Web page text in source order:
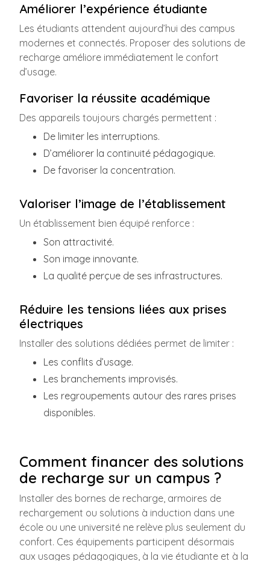
Améliorer l’expérience étudiante
Les étudiants attendent aujourd’hui des campus
modernes et connectés. Proposer des solutions de
recharge améliore immédiatement le confort
d’usage.
Favoriser la réussite académique
Des appareils toujours chargés permettent :
De limiter les interruptions.
D’améliorer la continuité pédagogique.
De favoriser la concentration.
Valoriser l’image de l’établissement
Un établissement bien équipé renforce :
Son attractivité.
Son image innovante.
La qualité perçue de ses infrastructures.
Réduire les tensions liées aux prises
électriques
Installer des solutions dédiées permet de limiter :
Les conflits d’usage.
Les branchements improvisés.
Les regroupements autour des rares prises
disponibles.
Comment financer des solutions
de recharge sur un campus ?
Installer des bornes de recharge, armoires de
rechargement ou solutions à induction dans une
école ou une université ne relève plus seulement du
confort. Ces équipements participent désormais
aux usages pédagogiques, à la vie étudiante et à la